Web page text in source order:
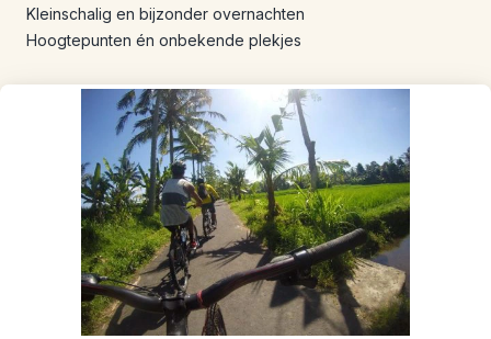
Kleinschalig en bijzonder overnachten
Hoogtepunten én onbekende plekjes